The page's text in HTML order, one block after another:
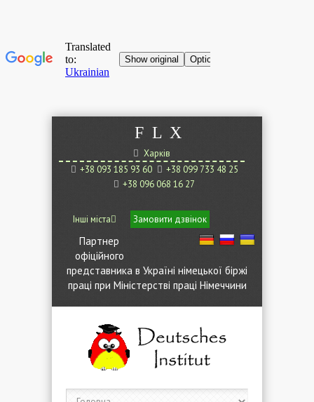
F L X
Харків
+38 093 185 93 60
+38 099 733 48 25
+38 096 068 16 27
Інші міста Замовити дзвінок
Партнер
офіційного
представника в Україні німецької біржі
праці при Міністерстві праці Німеччини